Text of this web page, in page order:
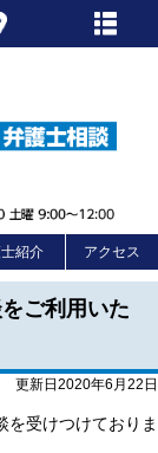
紹介 アクセス
ご利用いた
更新日2020年6月22日
を受けつけておりま